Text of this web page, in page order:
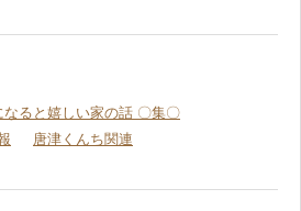
なると嬉しい家の話 〇集〇
唐津くんち関連